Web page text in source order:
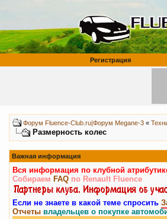
Регистрация
Форум Fluence-Club.ru|Форум Megane-3 «
Размерность колес
Важная информация
Вся информация по клубной
Собираем FAQ по Renault Fluence
Если не знаете в какой теме спросить
Отчеты владельцев о покупке